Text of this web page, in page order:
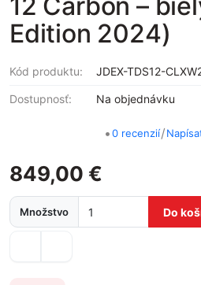
Edition 2024)
Kód produktu: JDEX-TDS12-
Dostupnosť: Na objednávku
•0 recenzií/
849,00 €
Množstvo Do